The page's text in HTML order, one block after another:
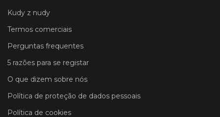
Kudy z nudy
Termos comerciais
Perguntas frequentes
5 razões para se registar
O que dizem sobre nós
Política de proteção de dados pessoais
Política de cookies